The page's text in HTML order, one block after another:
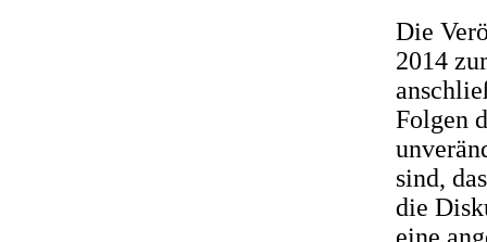
Die
2014
Folgen
sind,
die